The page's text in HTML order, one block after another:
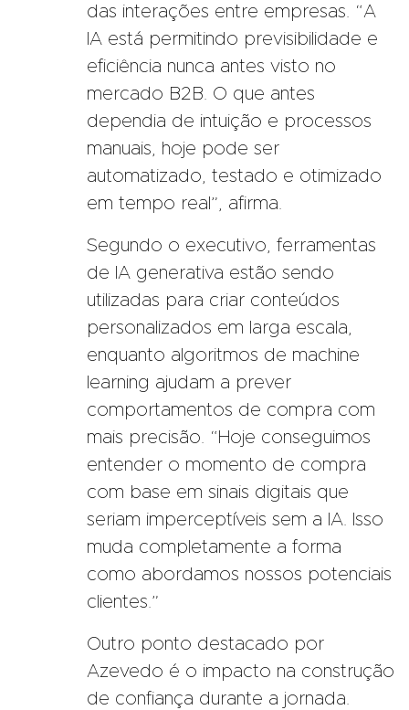
das interações entre empresas. “A
IA está permitindo previsibilidade e
eficiência nunca antes visto no
mercado B2B. O que antes
dependia de intuição e processos
manuais, hoje pode ser
automatizado, testado e otimizado
em tempo real”, afirma.
Segundo o executivo, ferramentas
de IA generativa estão sendo
utilizadas para criar conteúdos
personalizados em larga escala,
enquanto algoritmos de machine
learning ajudam a prever
comportamentos de compra com
mais precisão. “Hoje conseguimos
entender o momento de compra
com base em sinais digitais que
seriam imperceptíveis sem a IA. Isso
muda completamente a forma
como abordamos nossos potenciais
clientes.”
Outro ponto destacado por
Azevedo é o impacto na construção
de confiança durante a jornada.